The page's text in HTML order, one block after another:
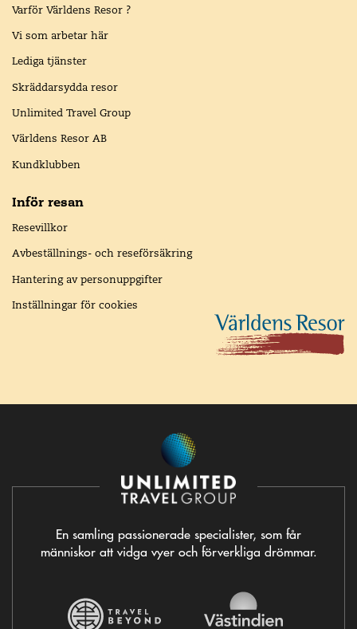
Varför Världens Resor ?
Vi som arbetar här
Lediga tjänster
Skräddarsydda resor
Unlimited Travel Group
Världens Resor AB
Kundklubben
Inför resan
Resevillkor
Avbeställnings- och reseförsäkring
Hantering av personuppgifter
Inställningar för cookies
En samling passionerade specialister, som får
människor att vidga vyer och förverkliga drömmar.